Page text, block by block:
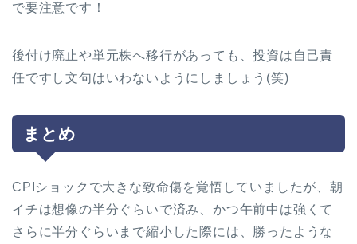
で要注意です！
後付け廃止や単元株へ移行があっても、投資は自己責
任ですし文句はいわないようにしましょう(笑)
まとめ
CPIショックで大きな致命傷を覚悟していましたが、朝
イチは想像の半分ぐらいで済み、かつ午前中は強くて
さらに半分ぐらいまで縮小した際には、勝ったような